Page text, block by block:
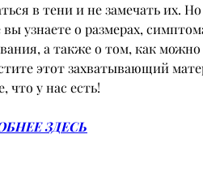
в тени и не замечать их.
вы узнаете о размерах,
а также о том, как
этот захватывающий
что у нас есть!
ЗДЕСЬ